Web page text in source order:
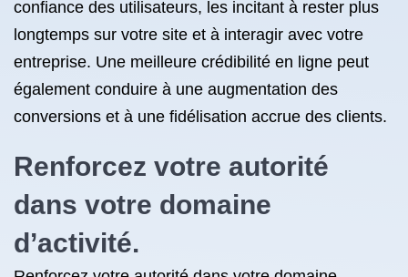
confiance des utilisateurs, les incitant à rester plus
longtemps sur votre site et à interagir avec votre
entreprise. Une meilleure crédibilité en ligne peut
également conduire à une augmentation des
conversions et à une fidélisation accrue des clients.
Renforcez votre autorité
dans votre domaine
d’activité.